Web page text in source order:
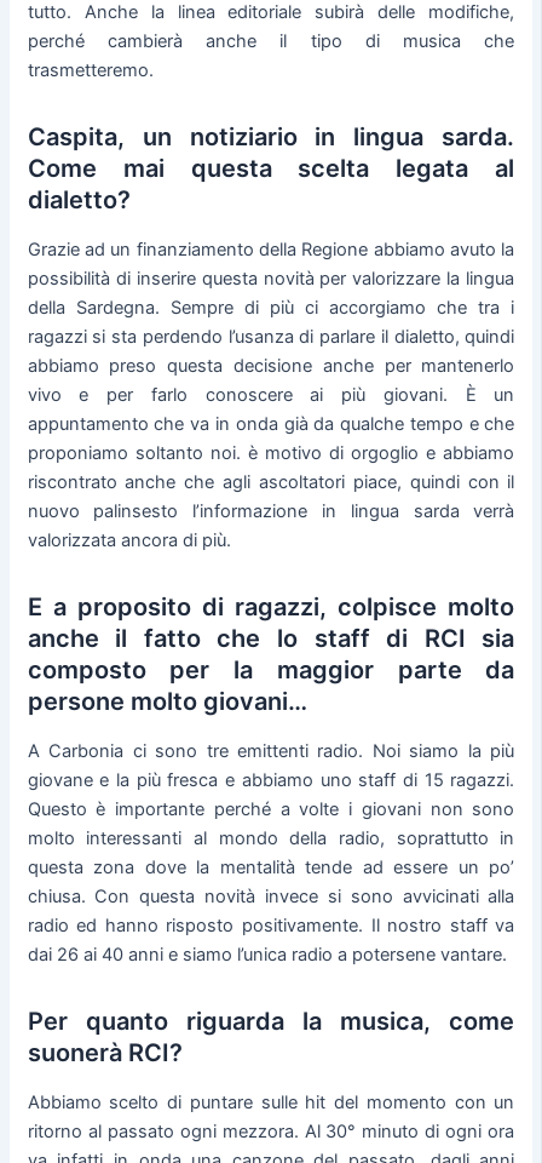
tutto. Anche la linea editoriale subirà delle modifiche,
perché cambierà anche il tipo di musica che
trasmetteremo.
Caspita, un notiziario in lingua sarda.
Come mai questa scelta legata al
dialetto?
Grazie ad un finanziamento della Regione abbiamo avuto la
possibilità di inserire questa novità per valorizzare la lingua
della Sardegna. Sempre di più ci accorgiamo che tra i
ragazzi si sta perdendo l’usanza di parlare il dialetto, quindi
abbiamo preso questa decisione anche per mantenerlo
vivo e per farlo conoscere ai più giovani. È un
appuntamento che va in onda già da qualche tempo e che
proponiamo soltanto noi. è motivo di orgoglio e abbiamo
riscontrato anche che agli ascoltatori piace, quindi con il
nuovo palinsesto l’informazione in lingua sarda verrà
valorizzata ancora di più.
E a proposito di ragazzi, colpisce molto
anche il fatto che lo staff di RCI sia
composto per la maggior parte da
persone molto giovani…
A Carbonia ci sono tre emittenti radio. Noi siamo la più
giovane e la più fresca e abbiamo uno staff di 15 ragazzi.
Questo è importante perché a volte i giovani non sono
molto interessanti al mondo della radio, soprattutto in
questa zona dove la mentalità tende ad essere un po’
chiusa. Con questa novità invece si sono avvicinati alla
radio ed hanno risposto positivamente. Il nostro staff va
dai 26 ai 40 anni e siamo l’unica radio a potersene vantare.
Per quanto riguarda la musica, come
suonerà RCI?
Abbiamo scelto di puntare sulle hit del momento con un
ritorno al passato ogni mezzora. Al 30° minuto di ogni ora